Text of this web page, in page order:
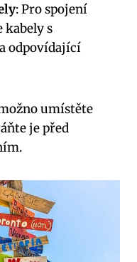
: Pro spojení
s
odpovídající
umístěte
je před